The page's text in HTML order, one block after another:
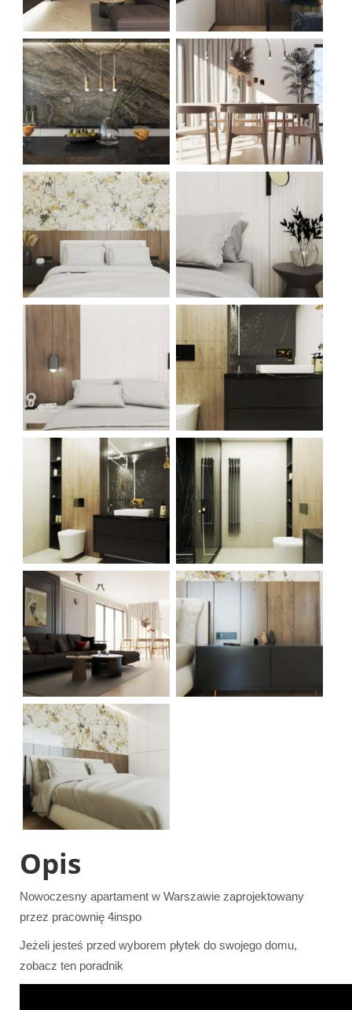
Opis
Nowoczesny apartament w Warszawie zaprojektowany
przez pracownię 4inspo
Jeżeli jesteś przed wyborem płytek do swojego domu,
zobacz ten poradnik